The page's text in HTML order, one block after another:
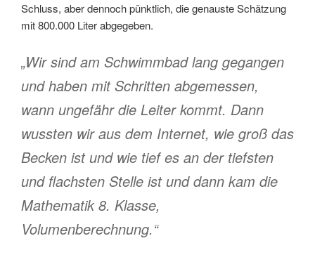
Schluss, aber dennoch pünktlich, die genauste Schätzung
mit 800.000 Liter abgegeben.
„Wir sind am Schwimmbad lang gegangen
und haben mit Schritten abgemessen,
wann ungefähr die Leiter kommt. Dann
wussten wir aus dem Internet, wie groß das
Becken ist und wie tief es an der tiefsten
und flachsten Stelle ist und dann kam die
Mathematik 8. Klasse,
Volumenberechnung.“